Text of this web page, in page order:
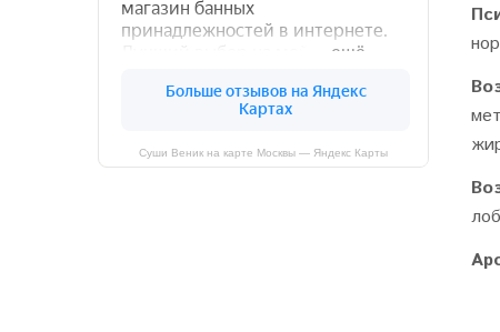
Суши Веник на карте Москвы — Яндекс Карты